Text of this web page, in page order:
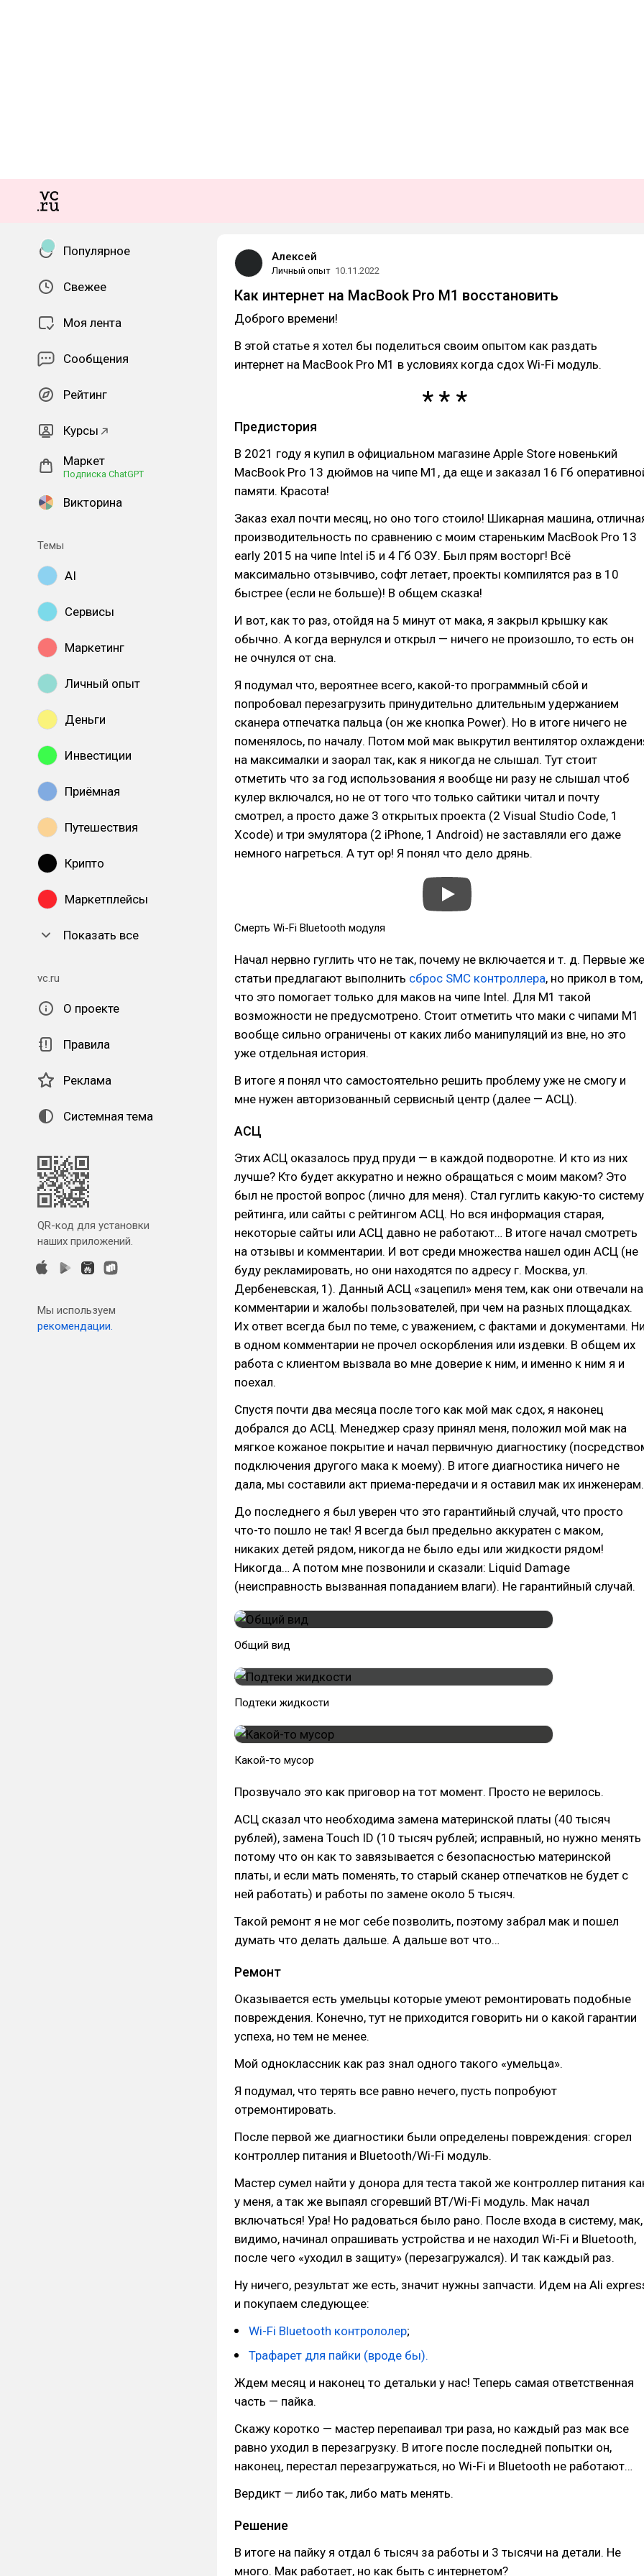
Популярное
Свежее
Моя лента
Сообщения
Рейтинг
Курсы
Маркет
Подписка ChatGPT
Викторина
Темы
AI
Сервисы
Маркетинг
Личный опыт
Деньги
Инвестиции
Приёмная
Путешествия
Крипто
Маркетплейсы
Показать все
vc.ru
О проекте
Правила
Реклама
Системная тема
QR-код для установки
наших приложений.
Мы используем
рекомендации.
Алексей
Личный опыт 10.11.2022
Как интернет на MacBook Pro M1 восстановить
Доброго времени!
В этой статье я хотел бы поделиться своим опытом как раздать
интернет на MacBook Pro M1 в условиях когда сдох Wi-Fi модуль.
Предистория
В 2021 году я купил в официальном магазине Apple Store новенький
MacBook Pro 13 дюймов на чипе M1, да еще и заказал 16 Гб
памяти. Красота!
Заказ ехал почти месяц, но оно того стоило! Шикарная машина,
производительность по сравнению с моим стареньким MacBook Pro 13
early 2015 на чипе Intel i5 и 4 Гб ОЗУ. Был прям восторг! Всё
максимально отзывчиво, софт летает, проекты компилятся раз в 10
быстрее (если не больше)! В общем сказка!
И вот, как то раз, отойдя на 5 минут от мака, я закрыл крышку как
обычно. А когда вернулся и открыл — ничего не произошло, то есть он
не очнулся от сна.
Я подумал что, вероятнее всего, какой-то программный сбой и
попробовал перезагрузить принудительно длительным удержанием
сканера отпечатка пальца (он же кнопка Power). Но в итоге ничего не
поменялось, по началу. Потом мой мак выкрутил вентилятор
на максималки и заорал так, как я никогда не слышал. Тут стоит
отметить что за год использования я вообще ни разу не слышал чтоб
кулер включался, но не от того что только сайтики читал и почту
смотрел, а просто даже 3 открытых проекта (2 Visual Studio Code, 1
Xcode) и три эмулятора (2 iPhone, 1 Android) не заставляли его даже
немного нагреться. А тут ор! Я понял что дело дрянь.
Смерть Wi-Fi Bluetooth модуля
Начал нервно гуглить что не так, почему не включается и т. д. Первые же
статьи предлагают выполнить сброс SMC контроллера, но прикол в том,
что это помогает только для маков на чипе Intel. Для М1 такой
возможности не предусмотрено. Стоит отметить что маки с чипами М1
вообще сильно ограничены от каких либо манипуляций из вне, но это
уже отдельная история.
В итоге я понял что самостоятельно решить проблему уже не смогу и
мне нужен авторизованный сервисный центр (далее — АСЦ).
АСЦ
Этих АСЦ оказалось пруд пруди — в каждой подворотне. И кто из них
лучше? Кто будет аккуратно и нежно обращаться с моим маком? Это
был не простой вопрос (лично для меня). Стал гуглить какую-то систему
рейтинга, или сайты с рейтингом АСЦ. Но вся информация старая,
некоторые сайты или АСЦ давно не работают… В итоге начал смотреть
на отзывы и комментарии. И вот среди множества нашел один АСЦ (не
буду рекламировать, но они находятся по адресу г. Москва, ул.
Дербеневская, 1). Данный АСЦ «зацепил» меня тем, как они отвечали на
комментарии и жалобы пользователей, при чем на разных площадках.
Их ответ всегда был по теме, с уважением, с фактами и документами.
в одном комментарии не прочел оскорбления или издевки. В общем их
работа с клиентом вызвала во мне доверие к ним, и именно к ним я и
поехал.
Спустя почти два месяца после того как мой мак сдох, я наконец
добрался до АСЦ. Менеджер сразу принял меня, положил мой мак на
мягкое кожаное покрытие и начал первичную диагностику
подключения другого мака к моему). В итоге диагностика ничего не
дала, мы составили акт приема-передачи и я оставил мак их инженерам.
До последнего я был уверен что это гарантийный случай, что просто
что-то пошло не так! Я всегда был предельно аккуратен с маком,
никаких детей рядом, никогда не было еды или жидкости рядом!
Никогда… А потом мне позвонили и сказали: Liquid Damage
(неисправность вызванная попаданием влаги). Не гарантийный случай.
Общий вид
Подтеки жидкости
Какой-то мусор
Прозвучало это как приговор на тот момент. Просто не верилось.
АСЦ сказал что необходима замена материнской платы (40 тысяч
рублей), замена Touch ID (10 тысяч рублей; исправный, но нужно менять
потому что он как то завязывается с безопасностью материнской
платы, и если мать поменять, то старый сканер отпечатков не будет с
ней работать) и работы по замене около 5 тысяч.
Такой ремонт я не мог себе позволить, поэтому забрал мак и пошел
думать что делать дальше. А дальше вот что…
Ремонт
Оказывается есть умельцы которые умеют ремонтировать подобные
повреждения. Конечно, тут не приходится говорить ни о какой гарантии
успеха, но тем не менее.
Мой одноклассник как раз знал одного такого «умельца».
Я подумал, что терять все равно нечего, пусть попробуют
отремонтировать.
После первой же диагностики были определены повреждения: сгорел
контроллер питания и Bluetooth/Wi-Fi модуль.
Мастер сумел найти у донора для теста такой же контроллер питания
у меня, а так же выпаял сгоревший BT/Wi-Fi модуль. Мак начал
включаться! Ура! Но радоваться было рано. После входа в систему, мак,
видимо, начинал опрашивать устройства и не находил Wi-Fi и Bluetooth,
после чего «уходил в защиту» (перезагружался). И так каждый раз.
Ну ничего, результат же есть, значит нужны запчасти. Идем на Ali
и покупаем следующее:
Wi-Fi Bluetooth контрололер;
Трафарет для пайки (вроде бы).
Ждем месяц и наконец то детальки у нас! Теперь самая ответственная
часть — пайка.
Скажу коротко — мастер перепаивал три раза, но каждый раз мак все
равно уходил в перезагрузку. В итоге после последней попытки он,
наконец, перестал перезагружаться, но Wi-Fi и Bluetooth не работают…
Вердикт — либо так, либо мать менять.
Решение
В итоге на пайку я отдал 6 тысяч за работы и 3 тысячи на детали. Не
много. Мак работает, но как быть с интернетом?